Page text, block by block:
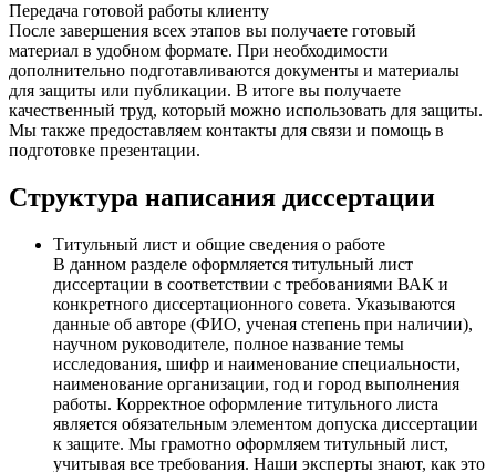
Передача готовой работы клиенту
После завершения всех этапов вы получаете готовый
материал в удобном формате. При необходимости
дополнительно подготавливаются документы и материалы
для защиты или публикации. В итоге вы получаете
качественный труд, который можно использовать для защиты.
Мы также предоставляем контакты для связи и помощь в
подготовке презентации.
Структура написания диссертации
Титульный лист и общие сведения о работе
В данном разделе оформляется титульный лист
диссертации в соответствии с требованиями ВАК и
конкретного диссертационного совета. Указываются
данные об авторе (ФИО, ученая степень при наличии),
научном руководителе, полное название темы
исследования, шифр и наименование специальности,
наименование организации, год и город выполнения
работы. Корректное оформление титульного листа
является обязательным элементом допуска диссертации
к защите. Мы грамотно оформляем титульный лист,
учитывая все требования. Наши эксперты знают, как это